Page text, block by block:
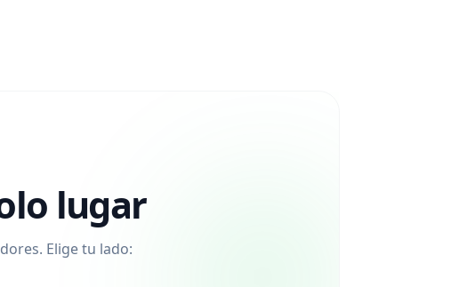
lugar
Elige tu lado: